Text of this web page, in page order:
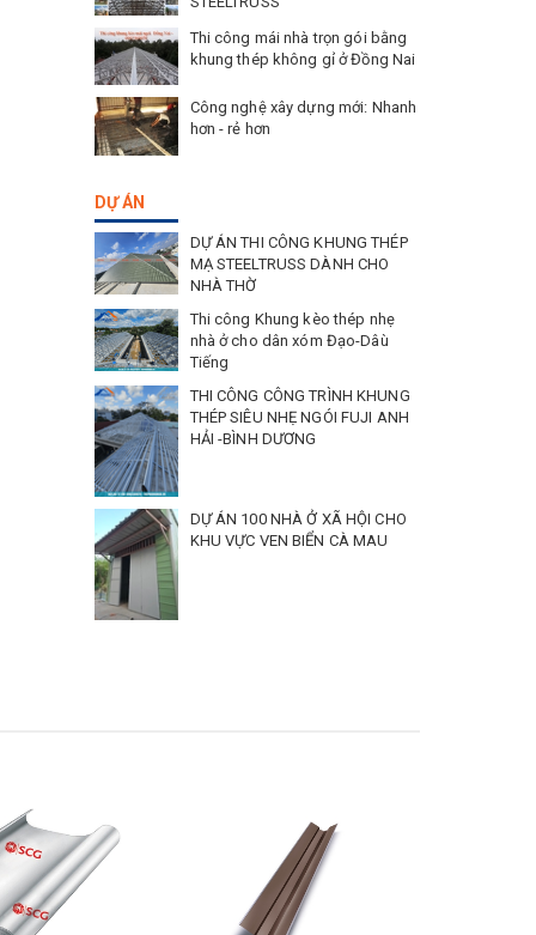
liệu khí
chuẩn
Thi công mái nhà trọn gói bằng
khung thép không gỉ ở Đồng Nai
Công nghệ xây dựng mới: Nhanh
hơn - rẻ hơn
DỰ ÁN
DỰ ÁN THI CÔNG KHUNG THÉP
MẠ STEELTRUSS DÀNH CHO
NHÀ THỜ
Thi công Khung kèo thép nhẹ
nhà ở cho dân xóm Đạo-Dâù
Tiếng
THI CÔNG CÔNG TRÌNH KHUNG
THÉP SIÊU NHẸ NGÓI FUJI ANH
HẢI -BÌNH DƯƠNG
DỰ ÁN 100 NHÀ Ở XÃ HỘI CHO
KHU VỰC VEN BIỂN CÀ MAU